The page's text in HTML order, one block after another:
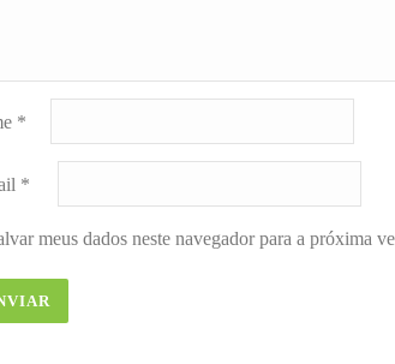
*
*
meus dados neste navegador para a próxima